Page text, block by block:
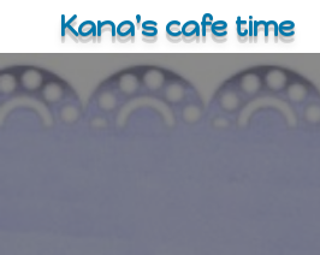
テ
ン
Kana's cafe time